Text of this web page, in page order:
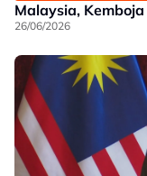
Malaysia,
26/06/2026